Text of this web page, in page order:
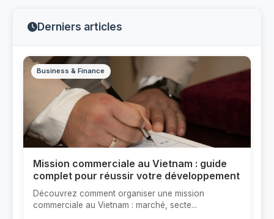
Derniers articles
Business & Finance
Mission commerciale au Vietnam : guide
complet pour réussir votre développement
Découvrez comment organiser une mission
commerciale au Vietnam : marché, secte...